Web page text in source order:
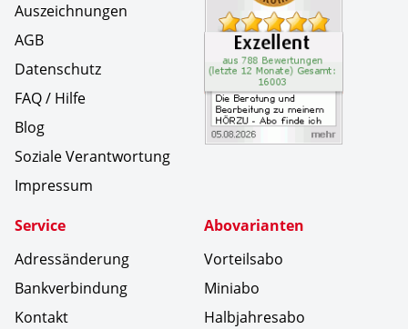
Auszeichnungen
AGB
Datenschutz
FAQ / Hilfe
Blog
Soziale Verantwortung
Impressum
Service
Adressänderung
Bankverbindung
Kontakt
Abovarianten
Vorteilsabo
Miniabo
Halbjahresabo